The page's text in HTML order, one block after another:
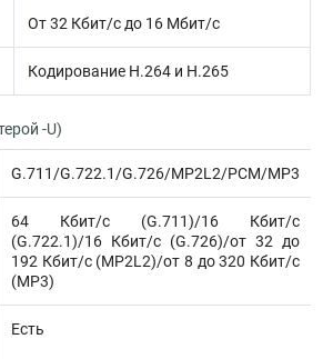
От 32 Кбит/с до 16 Мбит/с
Кодирование H.264 и H.265
-U)
G.711/G.722.1/G.726/MP2L2/PCM/MP3
64 Кбит/с (G.711)/16 Кбит/с
(G.722.1)/16 Кбит/с (G.726)/от 32 до
192 Кбит/с (MP2L2)/от 8 до 320 Кбит/с
(MP3)
Есть